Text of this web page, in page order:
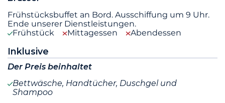
Frühstücksbuffet an Bord. Ausschiffung um 9 Uhr.
Ende unserer Dienstleistungen.
Frühstück
Mittagessen Abendessen
Inklusive
Der Preis beinhaltet
Bettwäsche, Handtücher, Duschgel und
Shampoo